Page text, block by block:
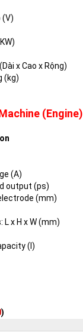
(V)
x Cao x Rộng)
(kg)
(Engine)
(A)
output (ps)
(mm)
L x H x W (mm)
(l)
)